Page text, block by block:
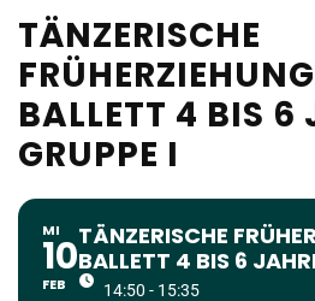
TÄNZERISCHE
BALLETT 4 BIS 6
GRUPPE I
MI
10
FEB
TÄNZERISCHE
BALLETT 4 BIS 6
14:50 - 15:35